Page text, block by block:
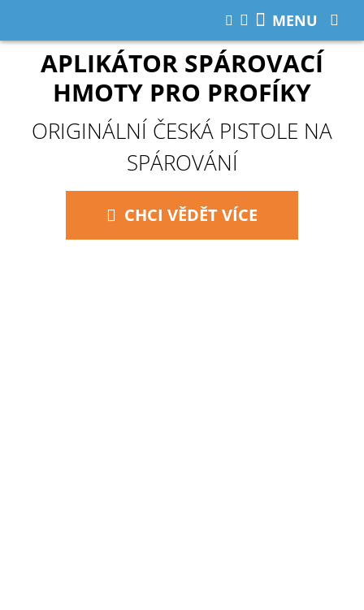
APLIKÁTOR SPÁROVACÍ
HMOTY PRO PROFÍKY
ORIGINÁLNÍ ČESKÁ PISTOLE NA
SPÁROVÁNÍ
CHCI VĚDĚT VÍCE
MENU